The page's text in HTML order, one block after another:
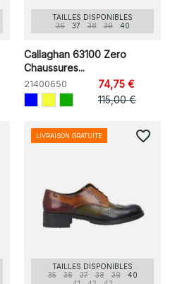
TAILLES DISPONIBLES
36
37 38 39 40
Callaghan 63100 Zero
Chaussures...
21400650
74,75 €
115,00 €
TAILLES DISPONIBLES
35
36 37 38 39
40
LIVRAISON GRATUITE favorite_border